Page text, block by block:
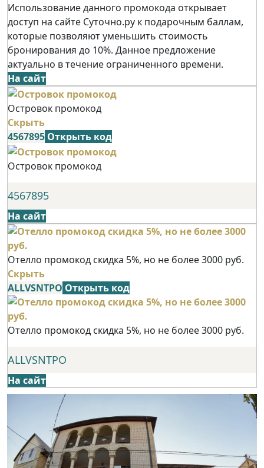
Использование данного промокода открывает
доступ на сайте Суточно.ру к подарочным баллам,
которые позволяют уменьшить стоимость
бронирования до 10%. Данное предложение
актуально в течение ограниченного времени.
На сайт
Островок промокод
Скрыть
4567895 Открыть код
Островок промокод
4567895
На сайт
Отелло промокод скидка 5%, но не более 3000 руб.
Скрыть
ALLVSNTPO Открыть код
Отелло промокод скидка 5%, но не более 3000 руб.
ALLVSNTPO
На сайт